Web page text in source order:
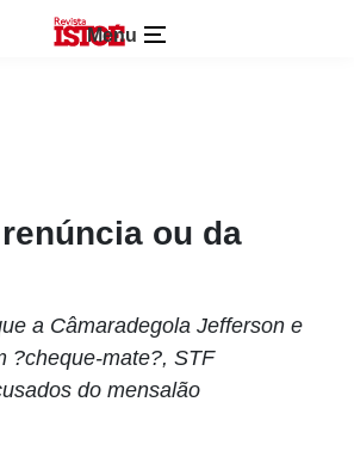
Menu
ou da
a Câmaradegola Jefferson e
?cheque-mate?, STF
do mensalão